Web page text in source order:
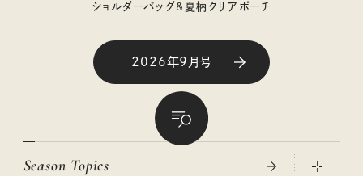
ショルダーバッグ&夏柄クリアポーチ
2026年9月号
Season Topics